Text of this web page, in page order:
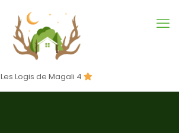
Les Logis de Magali 4